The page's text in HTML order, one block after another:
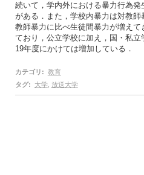
続いて，学内外における暴力行為
がある．また，学校内暴力は対教
教師暴力に比べ生徒間暴力が増え
ており，公立学校に加え，国・私
19年度にかけては増加している．
カテゴリ : 教育
タグ: 大学, 放送大学